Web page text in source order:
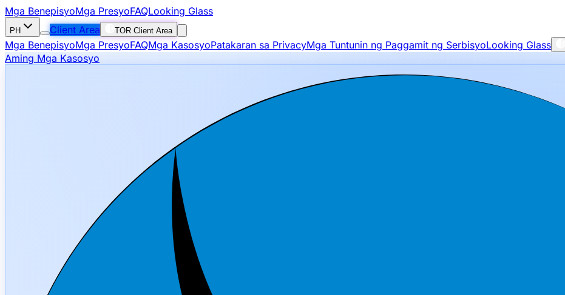
Mga BenepisyoMga PresyoFAQLooking Glass
PH Client Area TOR Client Area
Mga BenepisyoMga PresyoFAQMga KasosyoPatakaran sa PrivacyMga Tuntunin ng Paggamit ng SerbisyoLooking Glass
Aming Mga Kasosyo